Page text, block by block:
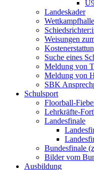
Landeskader
Weisungen
Suche eines
Meldung von
Meldung von
SBK
Schulsport
Floorball-
Lehrkräfte-
Landesfinale
Bundesfinale
Bilder vom
Ausbildung